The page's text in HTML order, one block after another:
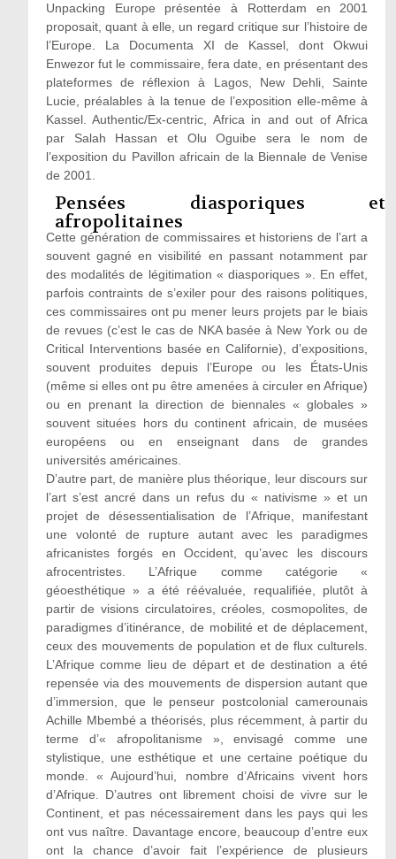
Unpacking Europe présentée à Rotterdam en 2001
proposait, quant à elle, un regard critique sur l’histoire de
l’Europe. La Documenta XI de Kassel, dont Okwui
Enwezor fut le commissaire, fera date, en présentant des
plateformes de réflexion à Lagos, New Dehli, Sainte
Lucie, préalables à la tenue de l’exposition elle-même à
Kassel. Authentic/Ex-centric, Africa in and out of Africa
par Salah Hassan et Olu Oguibe sera le nom de
l’exposition du Pavillon africain de la Biennale de Venise
de 2001.
Pensées diasporiques et
afropolitaines
Cette génération de commissaires et historiens de l’art a
souvent gagné en visibilité en passant notamment par
des modalités de légitimation « diasporiques ». En effet,
parfois contraints de s’exiler pour des raisons politiques,
ces commissaires ont pu mener leurs projets par le biais
de revues (c’est le cas de NKA basée à New York ou de
Critical Interventions basée en Californie), d’expositions,
souvent produites depuis l’Europe ou les États-Unis
(même si elles ont pu être amenées à circuler en Afrique)
ou en prenant la direction de biennales « globales »
souvent situées hors du continent africain, de musées
européens ou en enseignant dans de grandes
universités américaines.
D’autre part, de manière plus théorique, leur discours sur
l’art s’est ancré dans un refus du « nativisme » et un
projet de désessentialisation de l’Afrique, manifestant
une volonté de rupture autant avec les paradigmes
africanistes forgés en Occident, qu’avec les discours
afrocentristes. L’Afrique comme catégorie «
géoesthétique » a été réévaluée, requalifiée, plutôt à
partir de visions circulatoires, créoles, cosmopolites, de
paradigmes d’itinérance, de mobilité et de déplacement,
ceux des mouvements de population et de flux culturels.
L’Afrique comme lieu de départ et de destination a été
repensée via des mouvements de dispersion autant que
d’immersion, que le penseur postcolonial camerounais
Achille Mbembé a théorisés, plus récemment, à partir du
terme d’« afropolitanisme », envisagé comme une
stylistique, une esthétique et une certaine poétique du
monde. « Aujourd’hui, nombre d’Africains vivent hors
d’Afrique. D’autres ont librement choisi de vivre sur le
Continent, et pas nécessairement dans les pays qui les
ont vus naître. Davantage encore, beaucoup d’entre eux
ont la chance d’avoir fait l’expérience de plusieurs